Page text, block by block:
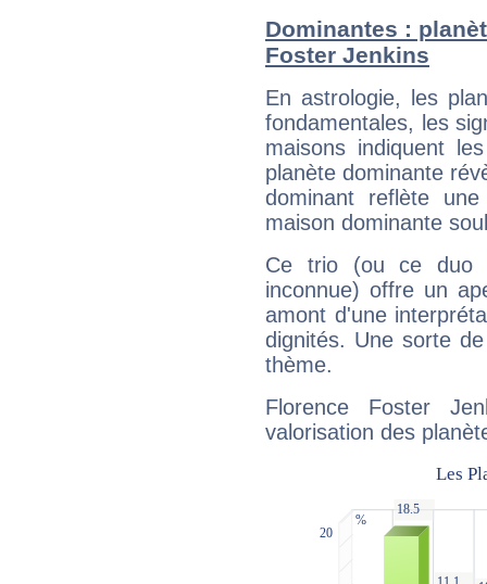
Dominantes :
Foster Jenkins
En astrologie, les
fondamentales, les
maisons indiquent
planète dominante
dominant reflète
maison dominante
Ce trio (ou ce duo
inconnue) offre un
amont d'une
dignités. Une sorte
thème.
Florence Foster
valorisation des